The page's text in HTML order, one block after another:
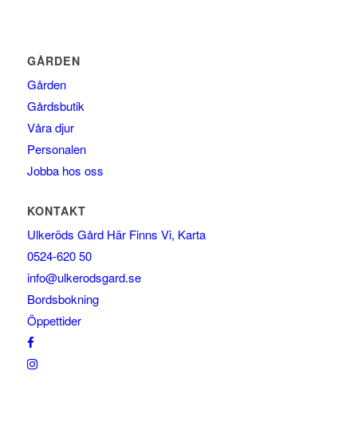
GÅRDEN
Gården
Gårdsbutik
Våra djur
Personalen
Jobba hos oss
KONTAKT
Ulkeröds Gård Här Finns Vi, Karta
0524-620 50
info@ulkerodsgard.se
Bordsbokning
Öppettider